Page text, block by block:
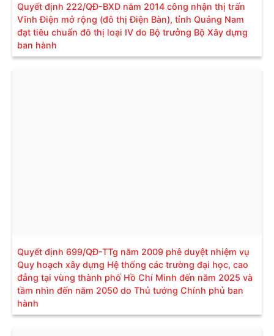
Quyết định 222/QĐ-BXD năm 2014 công nhận thị trấn
Vĩnh Điện mở rộng (đô thị Điện Bàn), tỉnh Quảng Nam
đạt tiêu chuẩn đô thị loại IV do Bộ trưởng Bộ Xây dựng
ban hành
Quyết định 699/QĐ-TTg năm 2009 phê duyệt nhiệm vụ
Quy hoạch xây dựng Hệ thống các trường đại học, cao
đẳng tại vùng thành phố Hồ Chí Minh đến năm 2025 và
tầm nhìn đến năm 2050 do Thủ tướng Chính phủ ban
hành